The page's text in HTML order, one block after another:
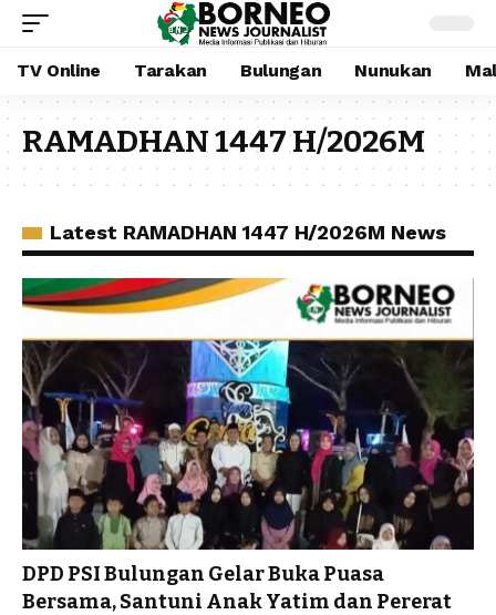
TV Online Tarakan Bulungan Nunukan
RAMADHAN 1447 H/2026M
Latest RAMADHAN 1447 H/2026M News
DPD PSI Bulungan Gelar Buka Puasa
Bersama, Santuni Anak Yatim dan Pererat